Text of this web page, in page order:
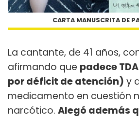
CARTA MANUSCRITA DE
La cantante, de 41 años,
afirmando que padece
por déficit de atención) y
medicamento en cuestión
narcótico. Alegó además